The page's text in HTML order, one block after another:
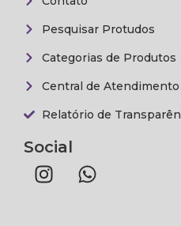
Pesquisar Protudos
Categorias de Produtos
Central de Atendimento
Relatório de
Social